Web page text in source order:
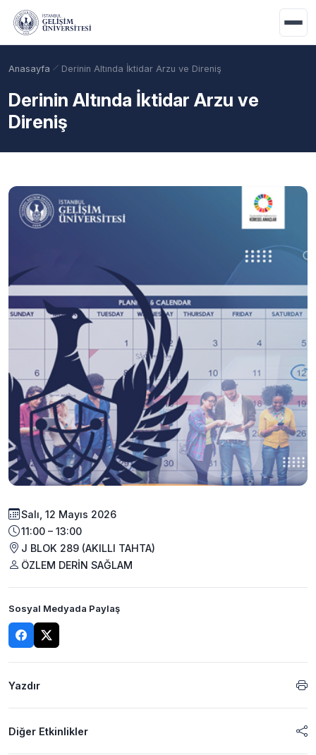
Ana içeriğe geç
Anasayfa Derinin Altında İktidar Arzu ve Direniş
Derinin Altında İktidar Arzu ve
Direniş
Salı, 12 Mayıs 2026
11:00 – 13:00
J BLOK 289 (AKILLI TAHTA)
ÖZLEM DERİN SAĞLAM
Sosyal Medyada Paylaş
Yazdır
Diğer Etkinlikler